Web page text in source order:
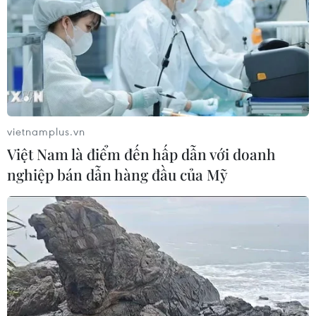
Bắc-Nam
07/08/2026 08:15
Xuất hiện các cung trượt sạt kèm
theo nhiều vết nứt, gãy tại Sơn La
Thu hồi 89 ha đất đấu giá chọn nhà
đầu tư công trình thành phố cảng
hàng không
07/08/2026 06:46
Cần xử lý dứt điểm việc tập kết gỗ ở
hành lang an toàn giao thông Quốc
vietnamplus.vn
Việt Nam là điểm đến hấp dẫn với doanh
nghiệp bán dẫn hàng đầu của Mỹ